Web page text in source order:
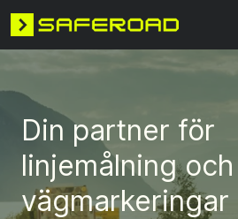
Din partner för
linjemålning och
vägmarkeringar